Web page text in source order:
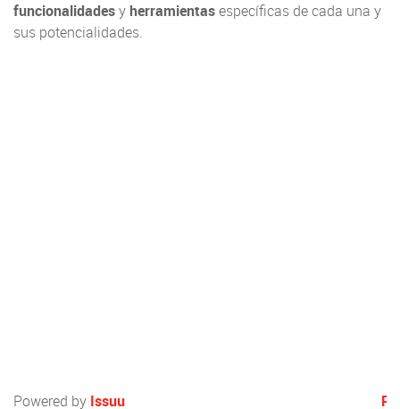
funcionalidadesyherramientasespecíficas de cada una y
sus potencialidades.
Powered by Issuu